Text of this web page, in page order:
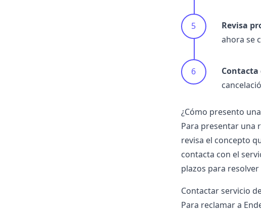
Revisa
ahora se
Contacta
¿Cómo presento
Para presentar una
revisa el concepto
contacta con el
plazos para
Contactar servicio
Para reclamar a